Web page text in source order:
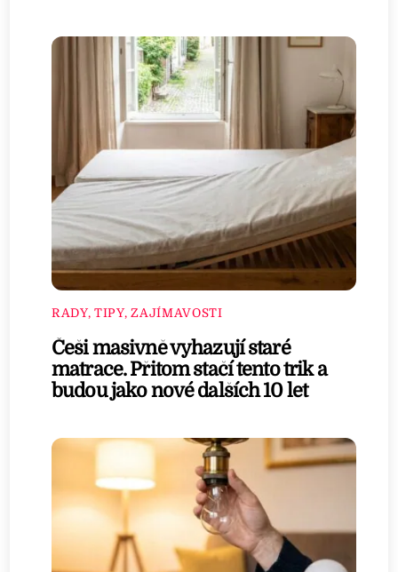
RADY, TIPY, ZAJÍMAVOSTI
Češi masivně vyhazují staré
matrace. Přitom stačí tento trik a
budou jako nové dalších 10 let